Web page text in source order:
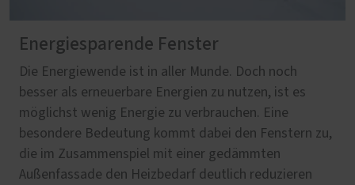
Energiesparende Fenster
Die Energiewende ist in aller Munde. Doch noch
besser als erneuerbare Energien zu nutzen, ist es
möglichst wenig Energie zu verbrauchen. Eine
besondere Bedeutung kommt dabei den Fenstern zu,
die im Zusammenspiel mit einer gedämmten
Außenfassade den Heizbedarf deutlich reduzieren